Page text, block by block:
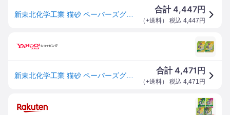
合計4,447円
（+送料） 税込 4,447 円
合計4,471 円
（+送料） 税込 4,471 円